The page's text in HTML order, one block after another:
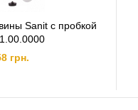
Sanit с пробкой
грн.